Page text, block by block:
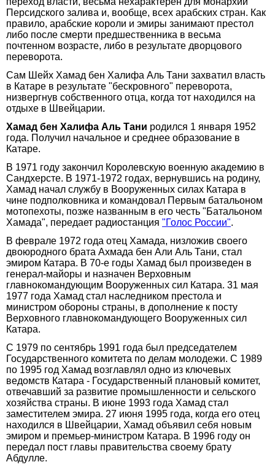
Персидского залива и, вообще, всех арабских стран. Как
правило, арабские короли и эмиры занимают престол
либо после смерти предшественника в весьма
почтенном возрасте, либо в результате дворцового
переворота.
Сам Шейх Хамад бен Халифа Аль Тани захватил власть
в Катаре в результате "бескровного" переворота,
низвергнув собственного отца, когда тот находился на
отдыхе в Швейцарии.
Хамад бен Халифа Аль Тани родился 1 января 1952
года. Получил начальное и среднее образование в
Катаре.
В 1971 году закончил Королевскую военную академию в
Сандхерсте. В 1971-1972 годах, вернувшись на родину,
Хамад начал службу в Вооруженных силах Катара в
чине подполковника и командовал Первым батальоном
мотопехоты, позже названным в его честь "Батальоном
Хамада", передает радиостанция "Голос России".
В феврале 1972 года отец Хамада, низложив своего
двоюродного брата Ахмада бен Али Аль Тани, стал
эмиром Катара. В 70-е годы Хамад был произведен в
генерал-майоры и назначен Верховным
главнокомандующим Вооруженных сил Катара. 31 мая
1977 года Хамад стал наследником престола и
министром обороны страны, в дополнение к посту
Верховного главнокомандующего Вооруженных сил
Катара.
С 1979 по сентябрь 1991 года был председателем
Государственного комитета по делам молодежи. С 1989
по 1995 год Хамад возглавлял одно из ключевых
ведомств Катара - Государственный плановый комитет,
отвечавший за развитие промышленности и сельского
хозяйства страны. В июне 1993 года Хамад стал
заместителем эмира. 27 июня 1995 года, когда его отец
находился в Швейцарии, Хамад объявил себя новым
эмиром и премьер-министром Катара. В 1996 году он
передал пост главы правительства своему брату
Абдулле.